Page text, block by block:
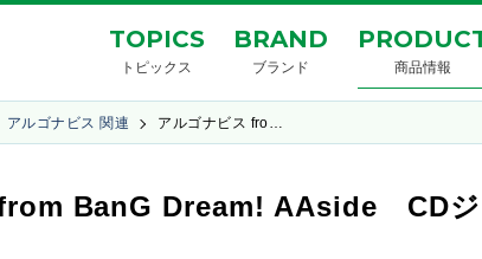
TOPICS
トピックス
BRAND
ブランド 商品情報
アルゴナビス 関連 アルゴナビス fro…
BanG Dream! AAside CDジ